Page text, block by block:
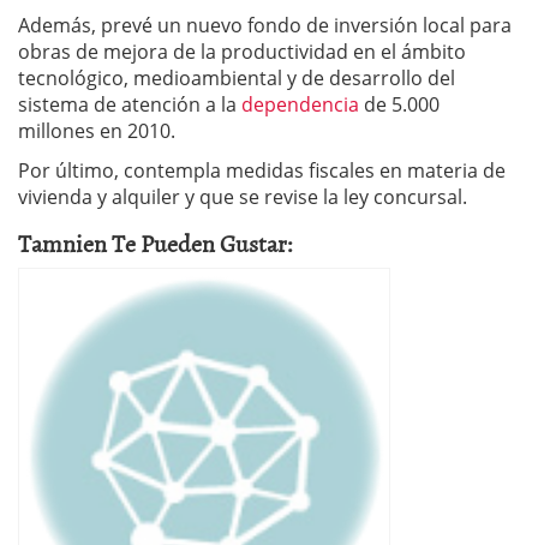
Además, prevé un nuevo fondo de inversión local para
obras de mejora de la productividad en el ámbito
tecnológico, medioambiental y de desarrollo del
sistema de atención a la dependencia de 5.000
millones en 2010.
Por último, contempla medidas fiscales en materia de
vivienda y alquiler y que se revise la ley concursal.
Tamnien Te Pueden Gustar: